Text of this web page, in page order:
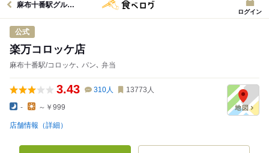
麻布十番駅グルメへ
ログイン
公式
楽万コロッケ店
麻布十番駅/コロッケ､ パン､ 弁当
3.43 310人 13773 人
- ～￥999
店舗情報（詳細）